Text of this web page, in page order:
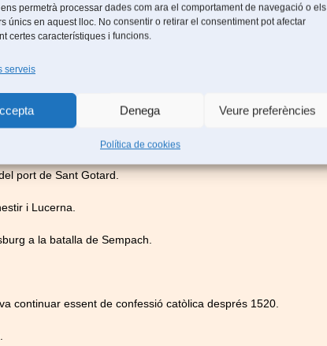
permetrà processar dades com ara el comportament de navegació o els
únics en aquest lloc. No consentir o retirar el consentiment pot afectar
certes característiques i funcions.
serveis
Denega Veure preferències
Política de cookies
possibilitar la fundació d’un poble situat a la riba del llac de
compra el monestir adquirint la jurisdicció de Lucerna. L’any
port de Sant Gotard.
i Lucerna.
a la batalla de Sempach.
continuar essent de confessió catòlica després 1520.